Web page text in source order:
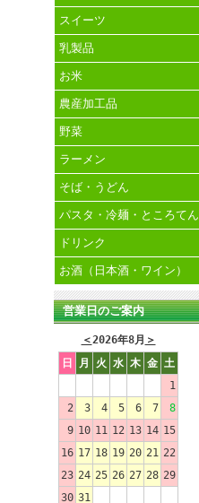
スイーツ
乳製品
お米
農産加工品
野菜
ラーメン
そば・うどん
パスタ・冷麺・ところてん
ドリンク
お酒（日本酒・ワイン）
営業日のご案内
＜2026年8月 ＞
日
月 火 水 木 金 土
1
2
3 4 5 6 7
8
9 10 11 12 13 14 15
16 17 18 19 20 21 22
23 24 25 26 27 28 29
30 31